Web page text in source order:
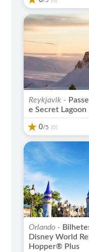
Reykjavik -
e Secret Lagoon
0/5 (0)
Orlando -
Disney World
Hopper® Plus